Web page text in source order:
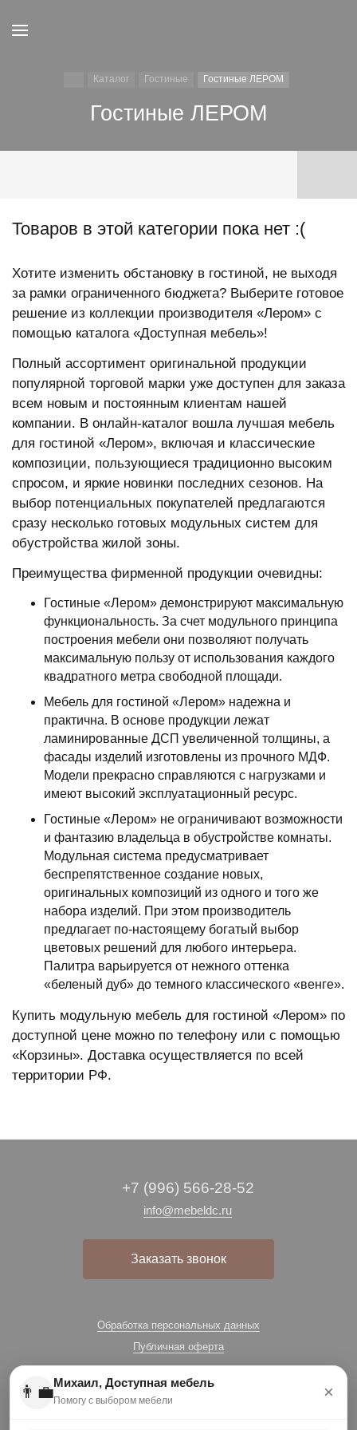
Каталог Гостиные Гостиные ЛЕРОМ
Гостиные ЛЕРОМ
Товаров в этой категории пока нет :(
Хотите изменить обстановку в гостиной, не выходя
за рамки ограниченного бюджета? Выберите готовое
решение из коллекции производителя «Лером» с
помощью каталога «Доступная мебель»!
Полный ассортимент оригинальной продукции
популярной торговой марки уже доступен для заказа
всем новым и постоянным клиентам нашей
компании. В онлайн-каталог вошла лучшая мебель
для гостиной «Лером», включая и классические
композиции, пользующиеся традиционно высоким
спросом, и яркие новинки последних сезонов. На
выбор потенциальных покупателей предлагаются
сразу несколько готовых модульных систем для
обустройства жилой зоны.
Преимущества фирменной продукции очевидны:
Гостиные «Лером» демонстрируют максимальную
функциональность. За счет модульного принципа
построения мебели они позволяют получать
максимальную пользу от использования каждого
квадратного метра свободной площади.
Мебель для гостиной «Лером» надежна и
практична. В основе продукции лежат
ламинированные ДСП увеличенной толщины, а
фасады изделий изготовлены из прочного МДФ.
Модели прекрасно справляются с нагрузками и
имеют высокий эксплуатационный ресурс.
Гостиные «Лером» не ограничивают возможности
и фантазию владельца в обустройстве комнаты.
Модульная система предусматривает
беспрепятственное создание новых,
оригинальных композиций из одного и того же
набора изделий. При этом производитель
предлагает по-настоящему богатый выбор
цветовых решений для любого интерьера.
Палитра варьируется от нежного оттенка
«беленый дуб» до темного классического «венге».
Купить модульную мебель для гостиной «Лером» по
доступной цене можно по телефону или с помощью
«Корзины». Доставка осуществляется по всей
территории РФ.
+7 (996) 566-28-52
info@mebeldc.ru
Заказать звонок
Обработка персональных данных
Публичная оферта
👨‍💼Михаил, Доступная мебель
Помогу с выбором мебели ×